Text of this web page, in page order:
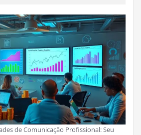
de Comunicação Profissional: Seu